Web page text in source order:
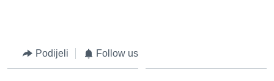
Podijeli Follow us